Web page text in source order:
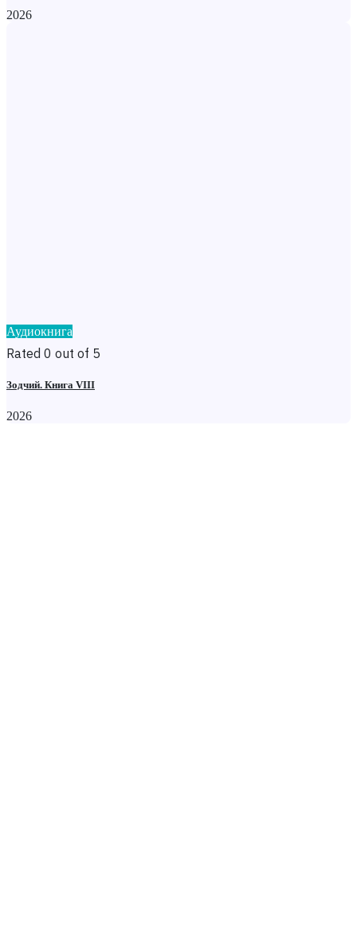
2026
Аудиокнига
Rated 0 out of 5
Зодчий. Книга VIII
2026